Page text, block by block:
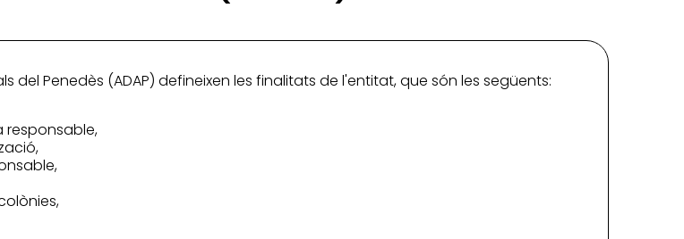
del Penedès (ADAP) defineixen les finalitats de l'entitat, que són les següents:
responsable,